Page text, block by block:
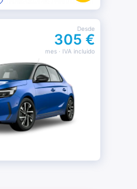
Desde
305 €
mes· IVA incluido